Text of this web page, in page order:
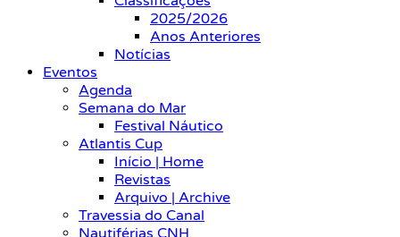
2025/2026
Anos Anteriores
Notícias
Eventos
Agenda
Semana do Mar
Festival Náutico
Atlantis Cup
Início | Home
Revistas
Arquivo | Archive
Travessia do Canal
Nautiférias CNH